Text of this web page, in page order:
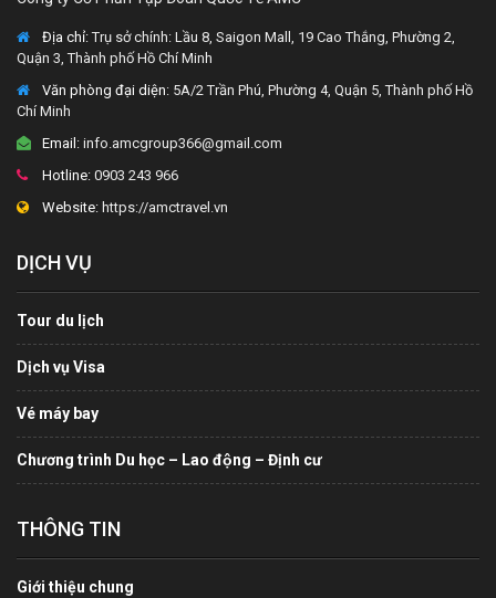
Địa chỉ:Trụ sở chính: Lầu 8, Saigon Mall, 19 Cao Thắng, Phường 2,
Quận 3, Thành phố Hồ Chí Minh
Văn phòng đại diện: 5A/2 Trần Phú, Phường 4, Quận 5, Thành phố Hồ
Chí Minh
Email: info.amcgroup366@gmail.com
Hotline: 0903 243 966
Website: https://amctravel.vn
DỊCH VỤ
Tour du lịch
Dịch vụ Visa
Vé máy bay
Chương trình Du học – Lao động – Định cư
THÔNG TIN
Giới thiệu chung